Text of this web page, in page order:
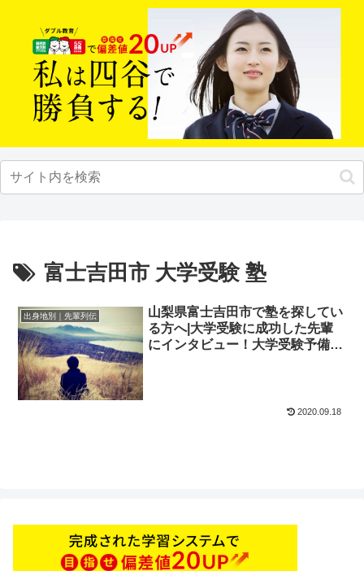
富士吉田市 大学受験 塾
出身地別｜先輩列伝
山梨県富士吉田市で塾を探してい
る方へ|大学受験に成功した先輩
にインタビュー！大学受験予備校
2020.09.18